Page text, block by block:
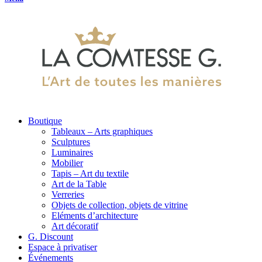
Boutique
Tableaux – Arts graphiques
Sculptures
Luminaires
Mobilier
Tapis – Art du textile
Art de la Table
Verreries
Objets de collection, objets de vitrine
Eléments d’architecture
Art décoratif
G. Discount
Espace à privatiser
Événements